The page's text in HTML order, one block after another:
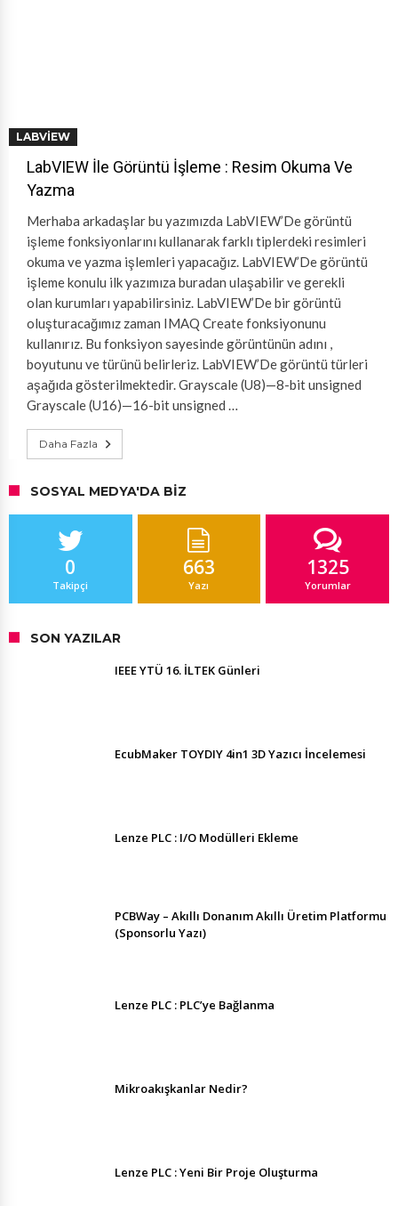
LABVIEW
LabVIEW İle Görüntü İşleme : Resim Okuma Ve
Yazma
Merhaba arkadaşlar bu yazımızda LabVIEW’De görüntü
işleme fonksiyonlarını kullanarak farklı tiplerdeki resimleri
okuma ve yazma işlemleri yapacağız. LabVIEW’De görüntü
işleme konulu ilk yazımıza buradan ulaşabilir ve gerekli
olan kurumları yapabilirsiniz. LabVIEW’De bir görüntü
oluşturacağımız zaman IMAQ Create fonksiyonunu
kullanırız. Bu fonksiyon sayesinde görüntünün adını ,
boyutunu ve türünü belirleriz. LabVIEW’De görüntü türleri
aşağıda gösterilmektedir. Grayscale (U8)—8-bit unsigned
Grayscale (U16)—16-bit unsigned …
Daha Fazla
SOSYAL MEDYA'DA BIZ
0
Takipçi
663
Yazı
1325
Yorumlar
SON YAZILAR
IEEE YTÜ 16. İLTEK Günleri
EcubMaker TOYDIY 4in1 3D Yazıcı İncelemesi
Lenze PLC : I/O Modülleri Ekleme
PCBWay – Akıllı Donanım Akıllı Üretim Platformu
(Sponsorlu Yazı)
Lenze PLC : PLC’ye Bağlanma
Mikroakışkanlar Nedir?
Lenze PLC : Yeni Bir Proje Oluşturma